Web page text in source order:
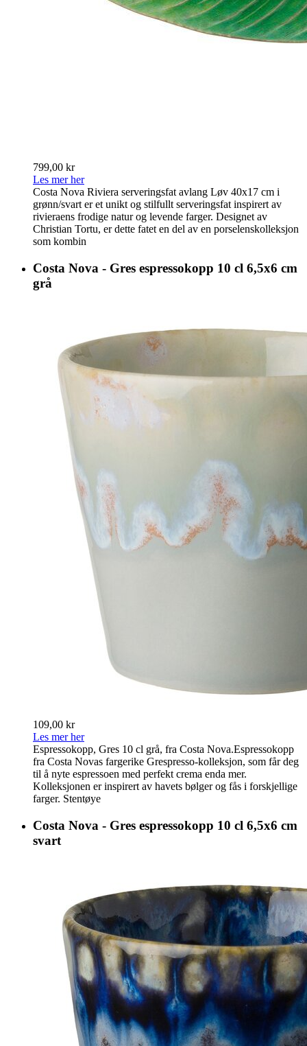
799,00 kr
Les mer her
Costa Nova Riviera serveringsfat avlang Løv 40x17 cm i
grønn/svart er et unikt og stilfullt serveringsfat inspirert av
rivieraens frodige natur og levende farger. Designet av
Christian Tortu, er dette fatet en del av en porselenskolleksjon
som kombin
Costa Nova - Gres espressokopp 10 cl 6,5x6 cm
grå
109,00 kr
Les mer her
Espressokopp, Gres 10 cl grå, fra Costa Nova.Espressokopp
fra Costa Novas fargerike Grespresso-kolleksjon, som får deg
til å nyte espressoen med perfekt crema enda mer.
Kolleksjonen er inspirert av havets bølger og fås i forskjellige
farger. Stentøye
Costa Nova - Gres espressokopp 10 cl 6,5x6 cm
svart